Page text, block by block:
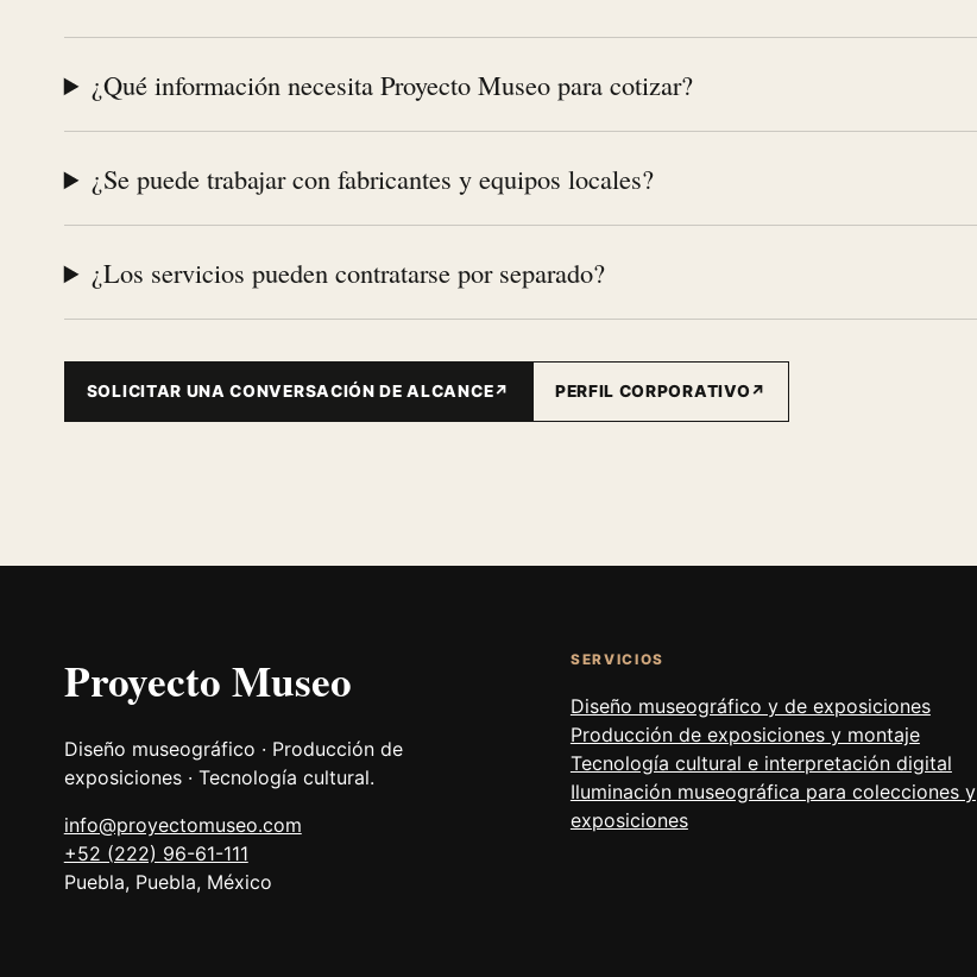
¿Qué información necesita Proyecto Museo para cotizar?
¿Se puede trabajar con fabricantes y equipos locales?
¿Los servicios pueden contratarse por separado?
SOLICITAR UNA CONVERSACIÓN DE ALCANCE↗ PERFIL CORPORATIVO↗
Proyecto Museo
Diseño museográfico · Producción de
exposiciones · Tecnología cultural.
info@proyectomuseo.com
+52 (222) 96-61-111
Puebla, Puebla, México
SERVICIOS
Diseño museográfico y de exposiciones
Producción de exposiciones y montaje
Tecnología cultural e interpretación digital
Iluminación museográfica para colecciones y
exposiciones